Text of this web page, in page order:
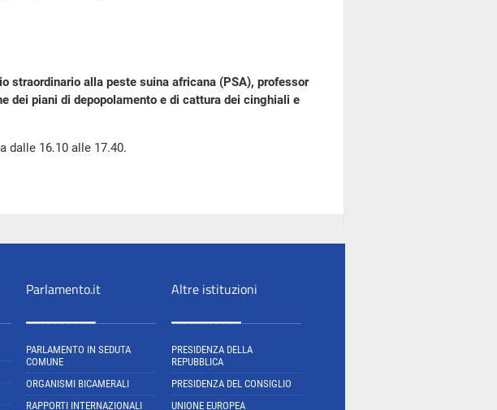
straordinario alla peste suina africana (PSA), professor
dei piani di depopolamento e di cattura dei cinghiali e
16.10 alle 17.40.
Parlamento.it
PARLAMENTO IN SEDUTA
COMUNE
ORGANISMI BICAMERALI
RAPPORTI INTERNAZIONALI
Altre istituzioni
PRESIDENZA DELLA
REPUBBLICA
PRESIDENZA DEL CONSIGLIO
UNIONE EUROPEA